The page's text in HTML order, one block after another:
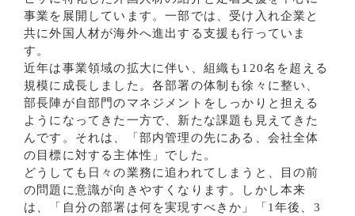
事業を展開しています。一部では、受け入れ企業と
共に外国人材が海外へ進出する支援も行っていま
す。
近年は事業領域の拡大に伴い、組織も120名を超える
規模に成長しました。各部署の体制も徐々に整い、
部長陣が自部門のマネジメントをしっかりと担える
ようになってきた一方で、新たな課題も見えてきた
んです。それは、「部内管理の先にある、会社全体
の目標に対する主体性」でした。
どうしても日々の業務に追われてしまうと、目の前
の問題に意識が向きやすくなります。しかし本来
は、「自分の部署は何を実現すべきか」「1年後、3